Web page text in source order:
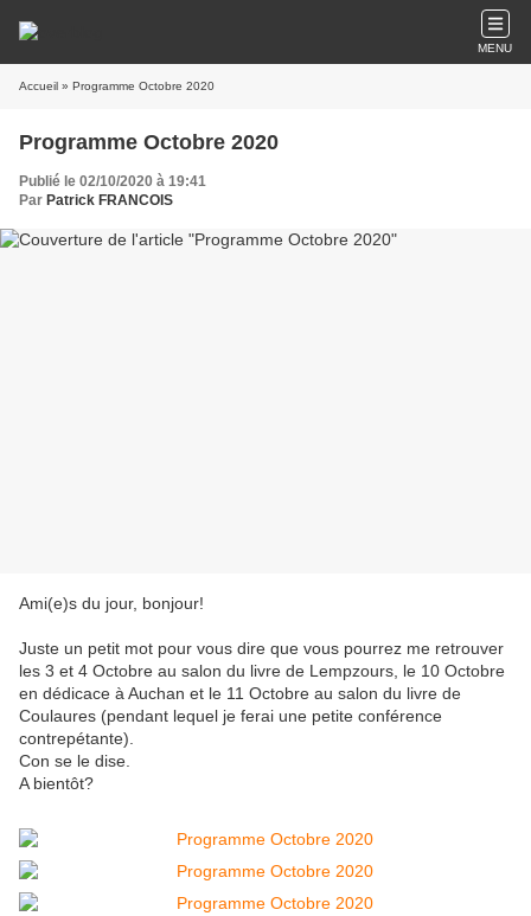
MENU
Accueil » Programme Octobre 2020
Programme Octobre 2020
Publié le 02/10/2020 à 19:41
Par Patrick FRANCOIS
Ami(e)s du jour, bonjour!
Juste un petit mot pour vous dire que vous pourrez me retrouver
les 3 et 4 Octobre au salon du livre de Lempzours, le 10 Octobre
en dédicace à Auchan et le 11 Octobre au salon du livre de
Coulaures (pendant lequel je ferai une petite conférence
contrepétante).
Con se le dise.
A bientôt?